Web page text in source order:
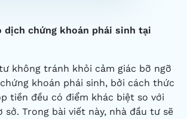
dịch chứng khoán phái sinh tại
không tránh khỏi cảm giác bỡ ngỡ
khoán phái sinh, bởi cách thức
tiền đều có điểm khác biệt so với
sở. Trong bài viết này, nhà đầu tư sẽ